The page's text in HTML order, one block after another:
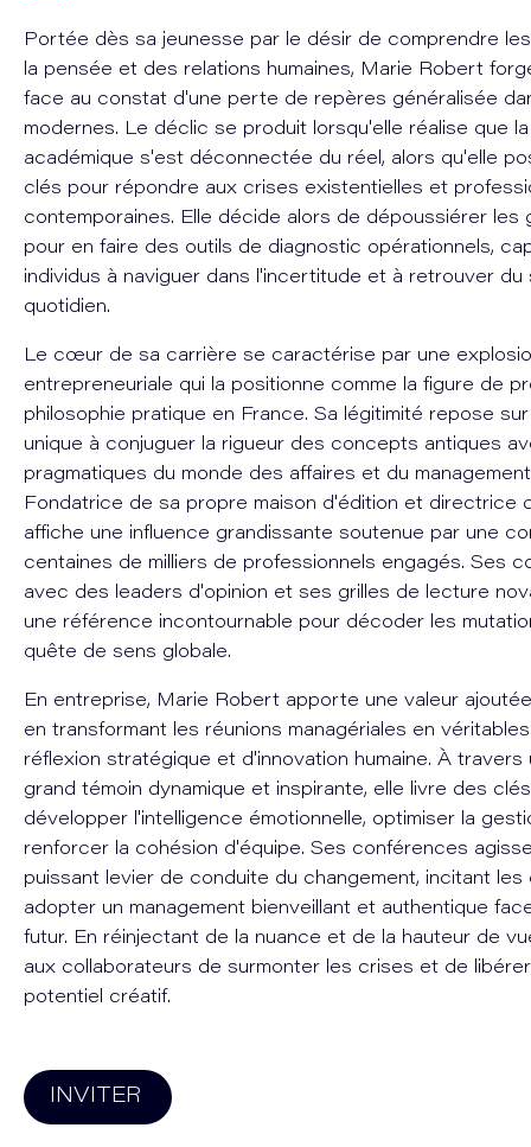
Portée dès sa jeunesse par le désir de comprendre
la pensée et des relations humaines, Marie Robert
face au constat d'une perte de repères généralisée
modernes. Le déclic se produit lorsqu'elle réalise que
académique s'est déconnectée du réel, alors qu'elle
clés pour répondre aux crises existentielles et
contemporaines. Elle décide alors de dépoussiérer les
pour en faire des outils de diagnostic opérationnels,
individus à naviguer dans l'incertitude et à retrouver du
quotidien.
Le cœur de sa carrière se caractérise par une
entrepreneuriale qui la positionne comme la figure de
philosophie pratique en France. Sa légitimité repose
unique à conjuguer la rigueur des concepts antiques
pragmatiques du monde des affaires et du
Fondatrice de sa propre maison d'édition et directrice
affiche une influence grandissante soutenue par une
centaines de milliers de professionnels engagés. Ses
avec des leaders d'opinion et ses grilles de lecture
une référence incontournable pour décoder les
quête de sens globale.
En entreprise, Marie Robert apporte une valeur
en transformant les réunions managériales en
réflexion stratégique et d'innovation humaine. À
grand témoin dynamique et inspirante, elle livre des
développer l'intelligence émotionnelle, optimiser la
renforcer la cohésion d'équipe. Ses conférences
puissant levier de conduite du changement, incitant les
adopter un management bienveillant et authentique
futur. En réinjectant de la nuance et de la hauteur de
aux collaborateurs de surmonter les crises et de
potentiel créatif.
INVITER